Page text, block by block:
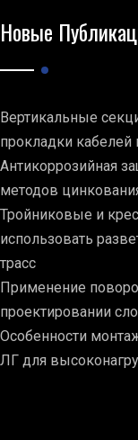
Новые
Вертикальные
прокладки
Антикоррозийная
методов
Тройниковые и
использовать
трасс
Применение
проектировании
Особенности
ЛГ для